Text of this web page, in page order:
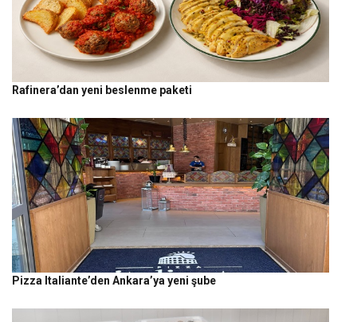
Rafinera’dan yeni beslenme paketi
Pizza Italiante’den Ankara’ya yeni şube